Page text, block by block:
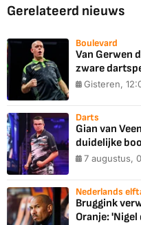
Gerelateerd nieuws
Boulevard
Van Gerwen
zware
Gisteren,
Darts
Gian van
duidelijke
7 augustus,
Nederlands
Bruggink
Oranje: